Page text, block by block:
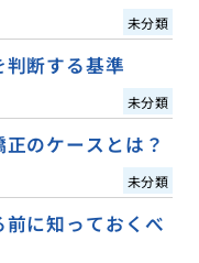
未分類
断する基準
未分類
のケースとは？
未分類
に知っておくべ